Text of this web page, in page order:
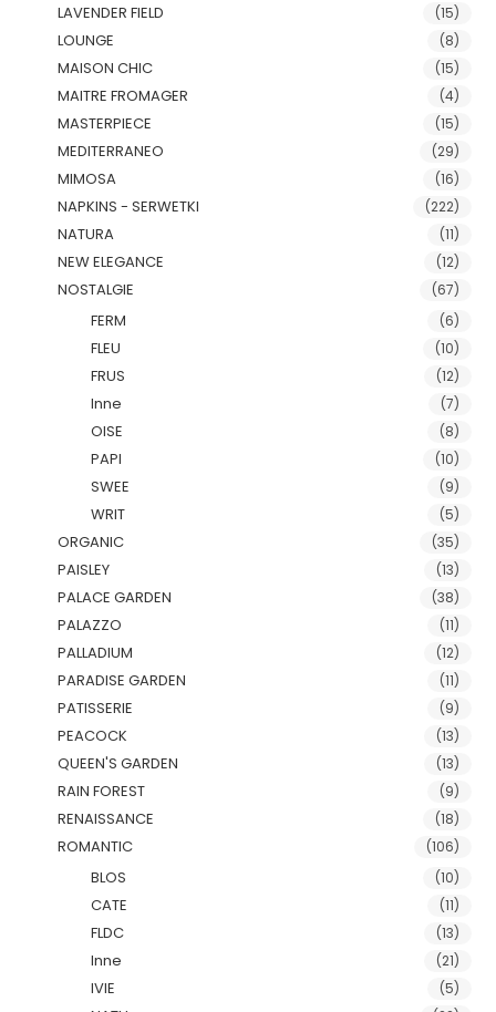
LAVENDER FIELD (15)
LOUNGE (8)
MAISON CHIC (15)
MAITRE FROMAGER (4)
MASTERPIECE (15)
MEDITERRANEO (29)
MIMOSA (16)
NAPKINS - SERWETKI (222)
NATURA (11)
NEW ELEGANCE (12)
NOSTALGIE (67)
FERM (6)
FLEU (10)
FRUS (12)
Inne (7)
OISE (8)
PAPI (10)
SWEE (9)
WRIT (5)
ORGANIC (35)
PAISLEY (13)
PALACE GARDEN (38)
PALAZZO (11)
PALLADIUM (12)
PARADISE GARDEN (11)
PATISSERIE (9)
PEACOCK (13)
QUEEN'S GARDEN (13)
RAIN FOREST (9)
RENAISSANCE (18)
ROMANTIC (106)
BLOS (10)
CATE (11)
FLDC (13)
Inne (21)
IVIE (5)